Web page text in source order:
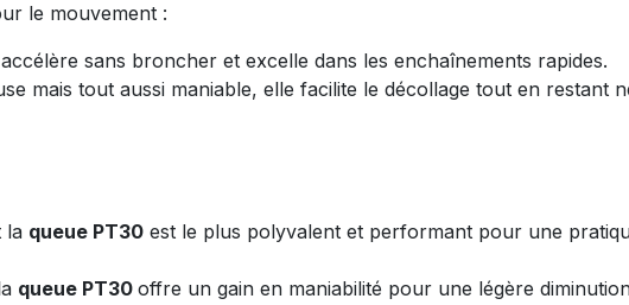
le mouvement :
sans broncher et excelle dans les enchaînements rapides.
mais tout aussi maniable, elle facilite le décollage tout en restant
la queue PT30 est le plus polyvalent et performant pour une
queue PT30 offre un gain en maniabilité pour une légère